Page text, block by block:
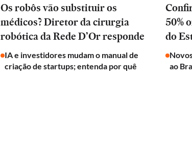
Os robôs vão substituir os
médicos? Diretor da cirurgia
robótica da Rede D’Or responde
IA e investidores mudam o manual de
criação de startups; entenda por quê
50%
do
ao